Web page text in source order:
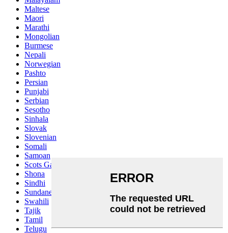
Maltese
Maori
Marathi
Mongolian
Burmese
Nepali
Norwegian
Pashto
Persian
Punjabi
Serbian
Sesotho
Sinhala
Slovak
Slovenian
Somali
Samoan
Scots Gaelic
Shona
Sindhi
Sundanese
Swahili
Tajik
Tamil
Telugu